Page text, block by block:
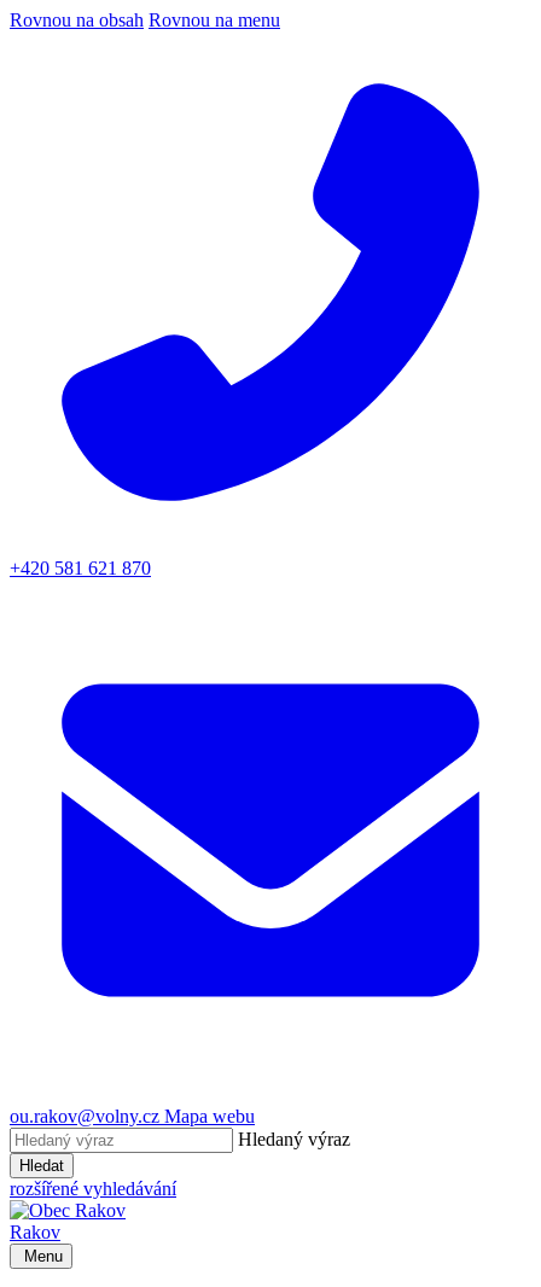
Rovnou na obsah Rovnou na menu
+420 581 621 870
ou.rakov@volny.cz Mapa webu
Hledaný výraz
Hledat
rozšířené vyhledávání
Rakov
Menu